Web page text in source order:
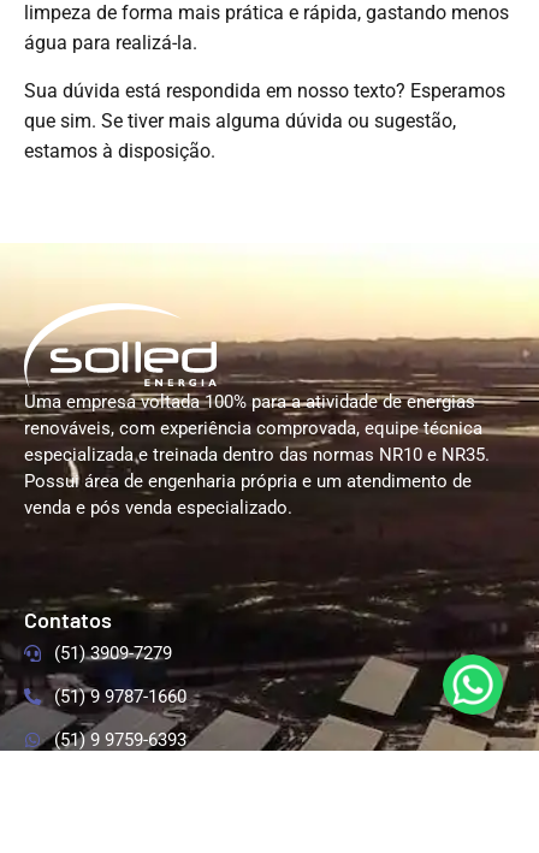
limpeza de forma mais prática e rápida, gastando menos
água para realizá-la.
Sua dúvida está respondida em nosso texto? Esperamos
que sim. Se tiver mais alguma dúvida ou sugestão,
estamos à disposição.
Uma empresa voltada 100% para a atividade de energias
renováveis, com experiência comprovada, equipe técnica
especializada e treinada dentro das normas NR10 e NR35.
Possui área de engenharia própria e um atendimento de
venda e pós venda especializado.
Contatos
(51) 3909-7279
(51) 9 9787-1660
(51) 9 9759-6393